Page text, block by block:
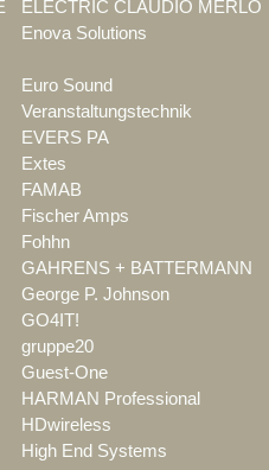
ELECTRIC CLAUDIO MERLO
Enova Solutions
Euro Sound
Veranstaltungstechnik
EVERS PA
Extes
FAMAB
Fischer Amps
Fohhn
GAHRENS + BATTERMANN
George P. Johnson
GO4IT!
gruppe20
Guest-One
HARMAN Professional
HDwireless
High End Systems